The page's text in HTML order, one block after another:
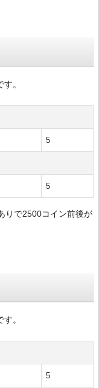
。
5
5
りで2500コイン前後が
。
5